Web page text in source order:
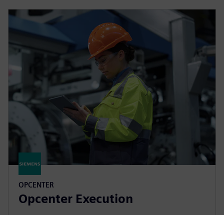
OPCENTER
Opcenter Execution